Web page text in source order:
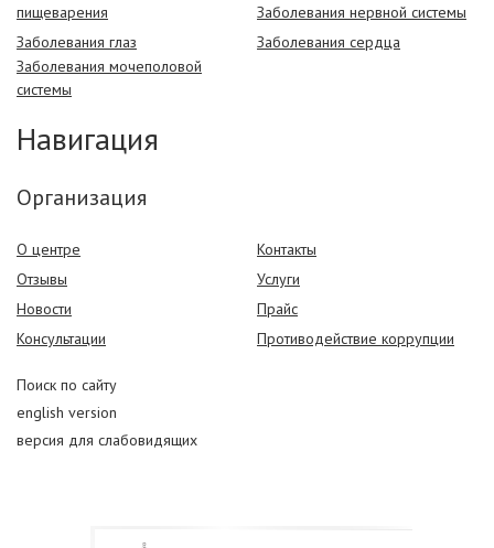
пищеварения
Заболевания глаз
Заболевания мочеполовой
системы
Заболевания нервной системы
Заболевания сердца
Навигация
Организация
О центре
Отзывы
Новости
Консультации
Контакты
Услуги
Прайс
Противодействие коррупции
Поиск по сайту
english version
версия для слабовидящих